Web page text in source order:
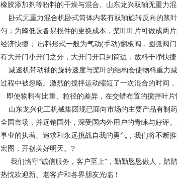
橡胶添加剂等粉料的干燥与混合。 山东龙兴双轴无重力
卧式无重力混合机卧式筒体内装有双轴旋转反向的浆
匀；为降低设备易损件的更换成本，桨叶叶片可做成两
经济快捷； 出料形式一般为气动(手动)翻板阀，圆弧阀
有大开门小开门之分，大开门开口到筒边，放料干净快捷
减速机带动轴的旋转速度与桨叶的结构会使物料重力
过程中被忽略。激烈的搅拌运动缩短了一次混合的时间，
即使物料有比重、粒径的差异，在交错布置的搅拌叶
山东龙兴化工机械集团现已面向市场的主要产品有制
全国市场，并远销国外，深受国内外用户的青睐与好评
事业的执着、追求和永远挑战自我的勇气，我们将不断
宏图，开创美好明天。 ?
我们恪守“诚信服务，客户至上”，勤勤恳恳做人，踏
热忱欢迎新、老客户和各界朋友光临！